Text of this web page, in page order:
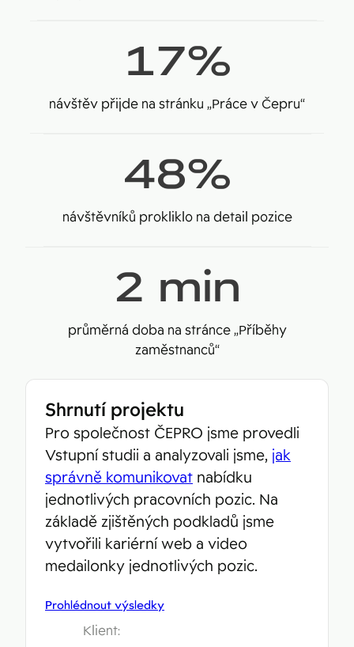
17%
návštěv přijde na stránku „Práce v Čepru“
48%
návštěvníků prokliklo na detail pozice
2 min
průměrná doba na stránce „Příběhy
zaměstnanců“
Shrnutí projektu
Pro společnost ČEPRO jsme provedli
Vstupní studii a analyzovali jsme, jak
správně komunikovat nabídku
jednotlivých pracovních pozic. Na
základě zjištěných podkladů jsme
vytvořili kariérní web a video
medailonky jednotlivých pozic.
Prohlédnout výsledky
Klient: